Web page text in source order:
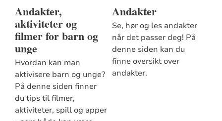
Andakter,
aktiviteter og
filmer for barn og
unge
Hvordan kan man
aktivisere barn og unge?
På denne siden finner
du tips til filmer,
aktiviteter, spill og apper
Andakter
Se, hør og les andakter
når det passer deg! På
denne siden kan du
finne oversikt over
andakter.